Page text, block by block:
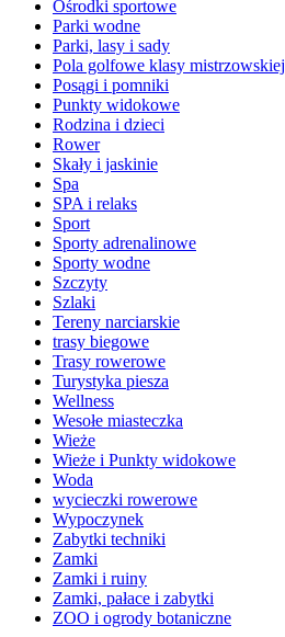
Ośrodki sportowe
Parki wodne
Parki, lasy i sady
Pola golfowe klasy mistrzowskiej
Posągi i pomniki
Punkty widokowe
Rodzina i dzieci
Rower
Skały i jaskinie
Spa
SPA i relaks
Sport
Sporty adrenalinowe
Sporty wodne
Szczyty
Szlaki
Tereny narciarskie
trasy biegowe
Trasy rowerowe
Turystyka piesza
Wellness
Wesołe miasteczka
Wieże
Wieże i Punkty widokowe
Woda
wycieczki rowerowe
Wypoczynek
Zabytki techniki
Zamki
Zamki i ruiny
Zamki, pałace i zabytki
ZOO i ogrody botaniczne